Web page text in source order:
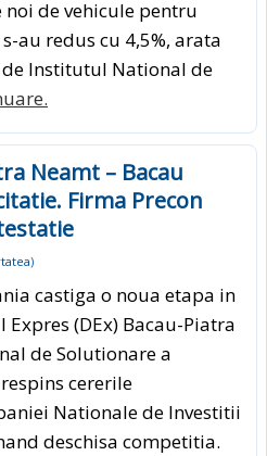
de vehicule pentru
au redus cu 4,5%, arata
Institutul National de
Neamt – Bacau
Firma Precon
)
castiga o noua etapa in
(DEx) Bacau-Piatra
de Solutionare a
cererile
Nationale de Investitii
deschisa competitia.